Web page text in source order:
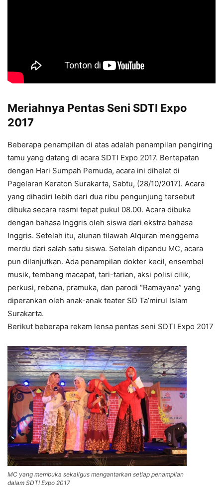
Meriahnya Pentas Seni SDTI Expo
2017
Beberapa penampilan di atas adalah penampilan pengiring
tamu yang datang di acara SDTI Expo 2017. Bertepatan
dengan Hari Sumpah Pemuda, acara ini dihelat di
Pagelaran Keraton Surakarta, Sabtu, (28/10/2017). Acara
yang dihadiri lebih dari dua ribu pengunjung tersebut
dibuka secara resmi tepat pukul 08.00. Acara dibuka
dengan bahasa Inggris oleh siswa dari ekstra bahasa
Inggris. Setelah itu, alunan tilawah Alquran menggema
merdu dari salah satu siswa. Setelah dipandu MC, acara
pun dilanjutkan. Ada penampilan dokter kecil, ensembel
musik, tembang macapat, tari-tarian, aksi polisi cilik,
perkusi, rebana, pramuka, dan parodi “Ramayana” yang
diperankan oleh anak-anak teater SD Ta’mirul Islam
Surakarta.
Berikut beberapa rekam lensa pentas seni SDTI Expo 2017
MC yang membuka sekaligus mengantarkan setiap penampilan
dalam SDTI Expo 2017